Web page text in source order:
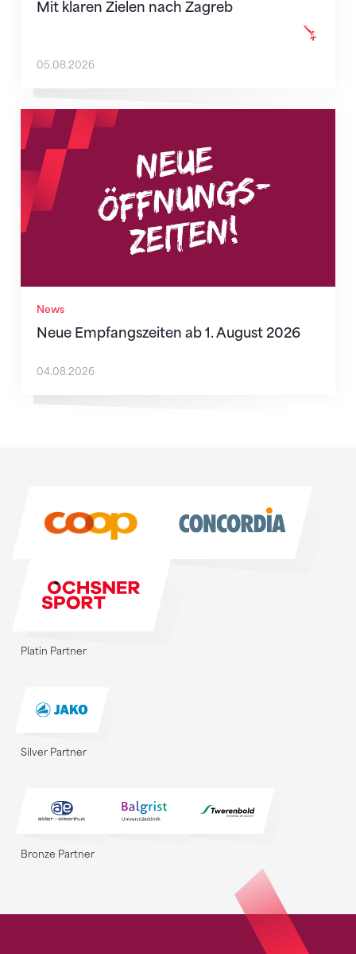
Mit klaren Zielen nach Zagreb
05.08.2026
News
Neue Empfangszeiten ab 1. August 2026
Neue Empfangszeiten ab 1. August 2026
04.08.2026
Platin Partner
Silver Partner
Bronze Partner